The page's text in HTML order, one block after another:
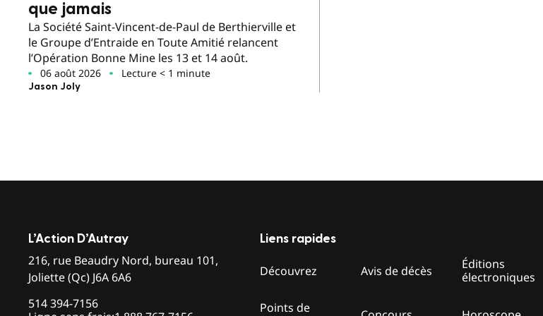
que jamais
La Société Saint-Vincent-de-Paul de Berthierville et
le Groupe d’Entraide en Toute Amitié relancent
l’Opération Bonne Mine les 13 et 14 août.
06 août 2026 Lecture < 1 minute
Jason Joly
L’Action D’Autray
216, rue Beaudry Nord, bureau 101,
Joliette (Qc) J6A 6A6
514 394-7156
Liens rapides
Découvrez Avis de décès
Éditions
électroniques
Points de